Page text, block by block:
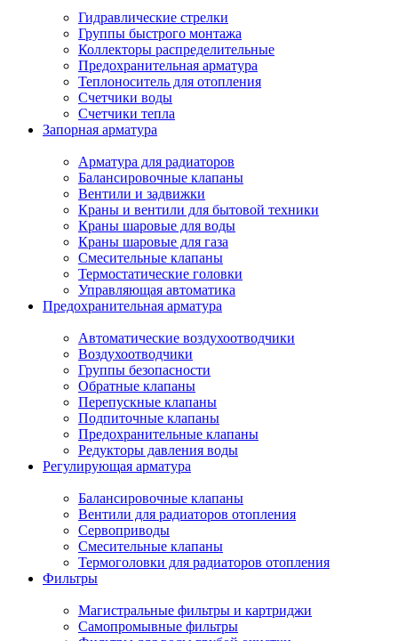
Гидравлические стрелки
Группы быстрого монтажа
Коллекторы распределительные
Предохранительная арматура
Теплоноситель для отопления
Счетчики воды
Счетчики тепла
Запорная арматура
Арматура для радиаторов
Балансировочные клапаны
Вентили и задвижки
Краны и вентили для бытовой техники
Краны шаровые для воды
Краны шаровые для газа
Смесительные клапаны
Термостатические головки
Управляющая автоматика
Предохранительная арматура
Автоматические воздухоотводчики
Воздухоотводчики
Группы безопасности
Обратные клапаны
Перепускные клапаны
Подпиточные клапаны
Предохранительные клапаны
Редукторы давления воды
Регулирующая арматура
Балансировочные клапаны
Вентили для радиаторов отопления
Сервоприводы
Смесительные клапаны
Термоголовки для радиаторов отопления
Фильтры
Магистральные фильтры и картриджи
Самопромывные фильтры